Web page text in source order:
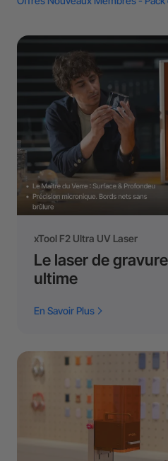
xTool F2 Ultra UV Laser
Le laser de
ultime
En Savoir Plus